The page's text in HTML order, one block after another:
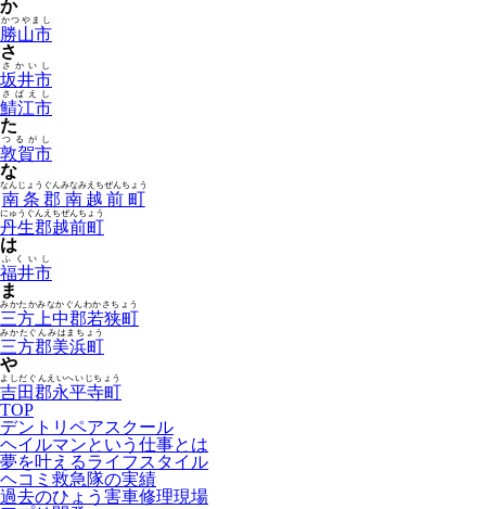
か
勝山市
かつやまし
さ
坂井市
さかいし
鯖江市
さばえし
た
敦賀市
つるがし
な
南条郡南越前町
なんじょうぐんみなみえちぜんちょう
丹生郡越前町
にゅうぐんえちぜんちょう
は
福井市
ふくいし
ま
三方上中郡若狭町
みかたかみなかぐんわかさちょう
三方郡美浜町
みかたぐんみはまちょう
や
吉田郡永平寺町
よしだぐんえいへいじちょう
TOP
デントリペアスクール
ヘイルマンという仕事とは
夢を叶えるライフスタイル
ヘコミ救急隊の実績
過去のひょう害車修理現場